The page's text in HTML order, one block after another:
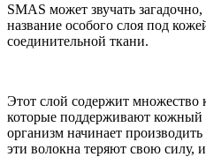
SMAS может звучать
название особого слоя под
соединительной ткани.
Этот слой содержит множество
которые поддерживают кожный
организм начинает
эти волокна теряют свою силу,